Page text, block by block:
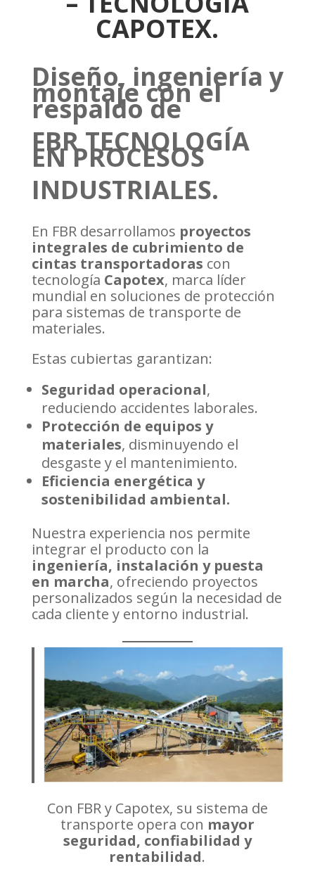
CAPOTEX.
Diseño, ingeniería y
montaje con el
respaldo de
FBR TECNOLOGÍA
EN PROCESOS
INDUSTRIALES.
En FBR desarrollamos proyectos
integrales de cubrimiento de
cintas transportadoras con
tecnología Capotex, marca líder
mundial en soluciones de protección
para sistemas de transporte de
materiales.
Estas cubiertas garantizan:
Seguridad operacional,
reduciendo accidentes laborales.
Protección de equipos y
materiales, disminuyendo el
desgaste y el mantenimiento.
Eficiencia energética y
sostenibilidad ambiental.
Nuestra experiencia nos permite
integrar el producto con la
ingeniería, instalación y puesta
en marcha, ofreciendo proyectos
personalizados según la necesidad de
cada cliente y entorno industrial.
Con FBR y Capotex, su sistema de
transporte opera con mayor
seguridad, confiabilidad y
rentabilidad.